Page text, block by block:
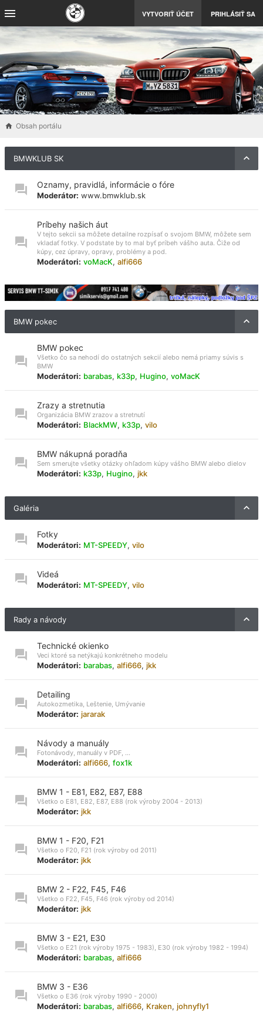
VYTVORIŤ ÚČET PRIHLÁSIŤ SA
Obsah portálu
BMWKLUB SK
Oznamy, pravidlá, informácie o fóre
Moderátor: www.bmwklub.sk
Príbehy našich áut
V tejto sekcii sa môžete detailne rozpísať o svojom BMW, môžete sem
vkladať fotky. V podstate by to mal byť príbeh vášho auta. Čiže od
kúpy, cez úpravy, opravy, problémy a pod.
Moderátori: voMacK, alfi666
BMW pokec
BMW pokec
Všetko čo sa nehodí do ostatných sekcií alebo nemá priamy súvis s
BMW
Moderátori: barabas, k33p, Hugino, voMacK
Zrazy a stretnutia
Organizácia BMW zrazov a stretnutí
Moderátori: BlackMW, k33p, vilo
BMW nákupná poradňa
Sem smerujte všetky otázky ohľadom kúpy vášho BMW alebo dielov
Moderátori: k33p, Hugino, jkk
Galéria
Fotky
Moderátori: MT-SPEEDY, vilo
Videá
Moderátori: MT-SPEEDY, vilo
Rady a návody
Technické okienko
Veci ktoré sa netýkajú konkrétneho modelu
Moderátori: barabas, alfi666, jkk
Detailing
Autokozmetika, Leštenie, Umývanie
Moderátor: jararak
Návody a manuály
Fotonávody, manuály v PDF, ...
Moderátori: alfi666, fox1k
BMW 1 - E81, E82, E87, E88
Všetko o E81, E82, E87, E88 (rok výroby 2004 - 2013)
Moderátor: jkk
BMW 1 - F20, F21
Všetko o F20, F21 (rok výroby od 2011)
Moderátor: jkk
BMW 2 - F22, F45, F46
Všetko o F22, F45, F46 (rok výroby od 2014)
Moderátor: jkk
BMW 3 - E21, E30
Všetko o E21 (rok výroby 1975 - 1983), E30 (rok výroby 1982 - 1994)
Moderátori: barabas, alfi666
BMW 3 - E36
Všetko o E36 (rok výroby 1990 - 2000)
Moderátori: barabas, alfi666, Kraken, johnyfly1